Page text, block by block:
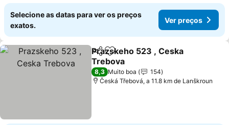
Selecione as datas para ver os preços
exatos.
Ver preços
PartilharAdicionar aos favoritos
Prazskeho 523 , Ceska
Trebova
8,3 Muito boa
154
Česká Třebová, a 11.8 km de Lanškroun